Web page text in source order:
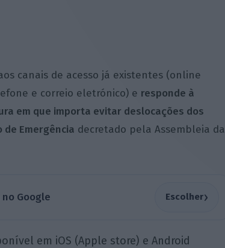
canais de acesso já existentes (online
e correio eletrónico) e responde à
em que importa evitar deslocações dos
Emergência decretado pela Assembleia da
Google Escolher›
em iOS (Apple store) e Android